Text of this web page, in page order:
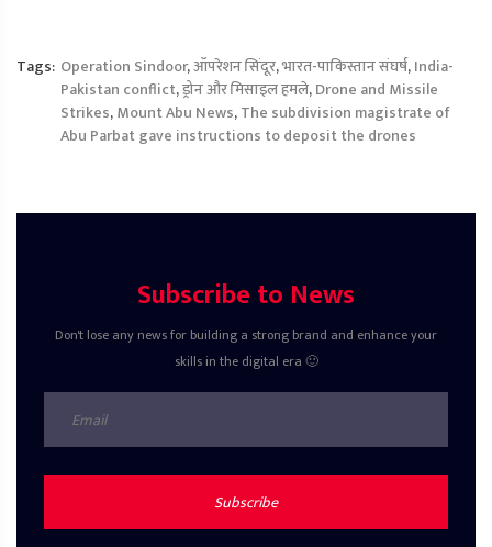
Tags: Operation Sindoor,ऑपरेशन सिंदूर,भारत-पाकिस्तान संघर्ष,India-
Pakistan conflict,ड्रोन और मिसाइल हमले,Drone and Missile
Strikes,Mount Abu News,The subdivision magistrate of
Abu Parbat gave instructions to deposit the drones
Subscribe to News
Don't lose any news for building a strong brand and enhance your
skills in the digital era 🙂
Subscribe